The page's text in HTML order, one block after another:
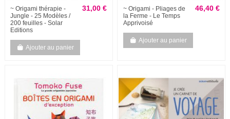
~ Origami thérapie -
Jungle - 25 Modèles /
200 feuilles - Solar
Editions
31,00 €
Ajouter au panier
~ Origami - Pliages de
la Ferme - Le Temps
Apprivoisé
46,40 €
Ajouter au panier